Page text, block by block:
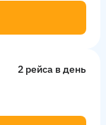
2 рейсa в день